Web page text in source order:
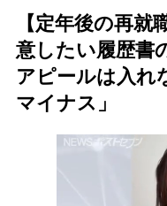
【定年後の再
意したい履歴書
アピールは入れ
マイナス」